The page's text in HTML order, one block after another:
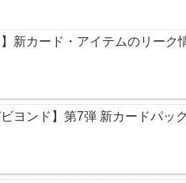
】新カード・アイテムのリーク
ビヨンド】第7弾 新カードパ